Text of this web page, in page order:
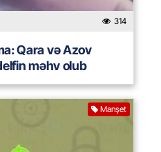
314
Qara və Azov
məhv olub
Manşet